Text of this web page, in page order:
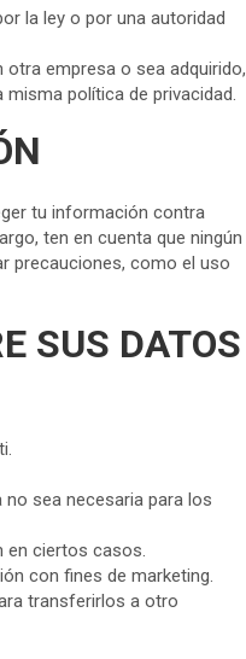
la ley o por una autoridad
empresa o sea adquirido,
política de privacidad.
tu información contra
ten en cuenta que ningún
precauciones, como el uso
SUS DATOS
sea necesaria para los
en ciertos casos.
con fines de marketing.
transferirlos a otro